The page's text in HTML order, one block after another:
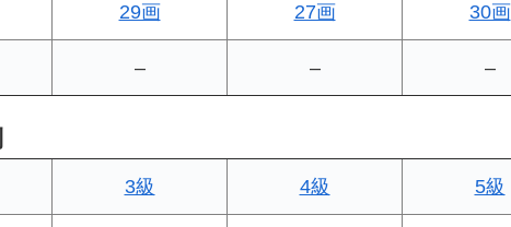
29画 27画 30画
– – –
3級 4級 5級